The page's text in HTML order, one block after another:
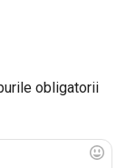
obligatorii